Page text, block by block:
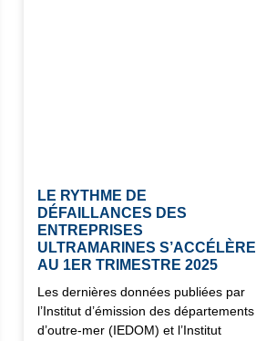
LE RYTHME DE
DÉFAILLANCES DES
ENTREPRISES
ULTRAMARINES S’ACCÉLÈRE
AU 1ER TRIMESTRE 2025
Les dernières données publiées par
l’Institut d’émission des départements
d’outre-mer (IEDOM) et l’Institut